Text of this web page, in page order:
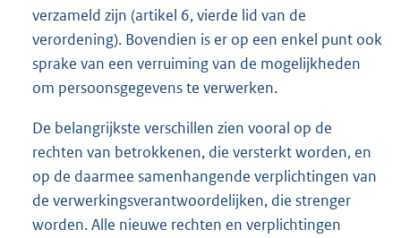
verzameld zijn (artikel 6, vierde lid van de
verordening). Bovendien is er op een enkel punt ook
sprake van een verruiming van de mogelijkheden
om persoonsgegevens te verwerken.
De belangrijkste verschillen zien vooral op de
rechten van betrokkenen, die versterkt worden, en
op de daarmee samenhangende verplichtingen van
de verwerkingsverantwoordelijken, die strenger
worden. Alle nieuwe rechten en verplichtingen